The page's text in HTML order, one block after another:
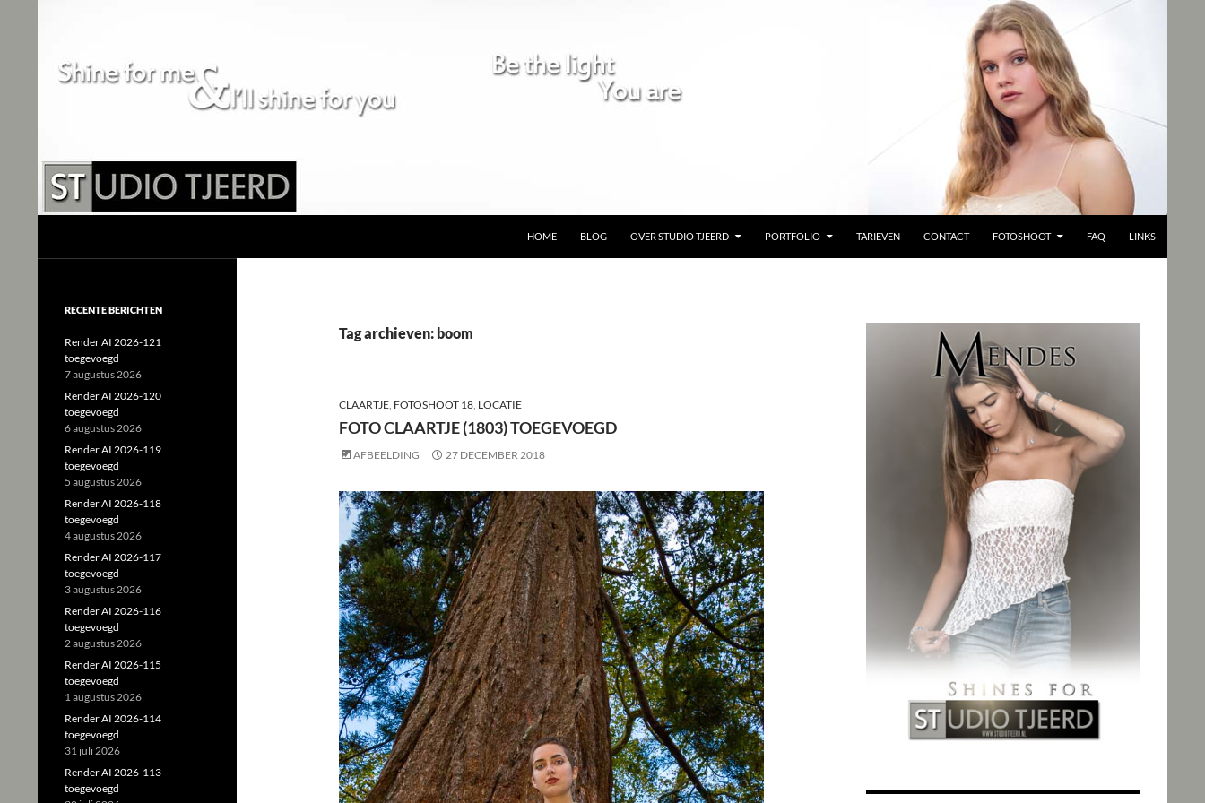
HOME
BLOG OVER STUDIO TJEERD PORTFOLIO TARIEVEN CONTACT FOTOSHOOT FAQ LINKS
Tag archieven: boom
CLAARTJE, FOTOSHOOT 18, LOCATIE
FOTO CLAARTJE (1803) TOEGEVOEGD
AFBEELDING 27 DECEMBER 2018
RECENTE BERICHTEN
Render AI 2026-121
toegevoegd
7 augustus 2026
Render AI 2026-120
toegevoegd
6 augustus 2026
Render AI 2026-119
toegevoegd
5 augustus 2026
Render AI 2026-118
toegevoegd
4 augustus 2026
Render AI 2026-117
toegevoegd
3 augustus 2026
Render AI 2026-116
toegevoegd
2 augustus 2026
Render AI 2026-115
toegevoegd
1 augustus 2026
Render AI 2026-114
toegevoegd
31 juli 2026
Render AI 2026-113
toegevoegd